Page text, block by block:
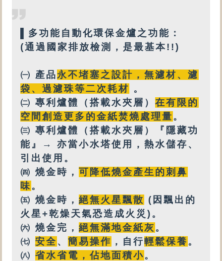
多功能自動化環保金爐之功能：
(通過國家排放檢測，是最基本!!)
㈠ 產品永不堵塞之設計 ， 無濾材、濾
袋、過濾珠等二次耗材 。
㈡ 專利 爐體（搭載水夾層 ） 在有限的
空間創造更多的金紙焚燒處理量 。
㈢ 專利爐體（搭載水夾層）『隱藏功
能』→ 亦當小水塔使用， 熱水儲存、
引出使用。
㈣ 燒金時， 可降低燒金產生的刺鼻
味 。
㈤ 燒金時， 絕無火星飄散 (因飄出的
火星+乾燥天氣恐造成火災)。
㈥ 燒金完， 絕無滿地金紙灰 。
㈦ 安全、 簡易操作 ，自行輕鬆保養 。
㈧ 省水省電，佔地面積小。